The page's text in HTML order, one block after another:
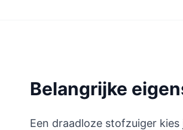
Belangrijke
Een draadloze stofzuiger